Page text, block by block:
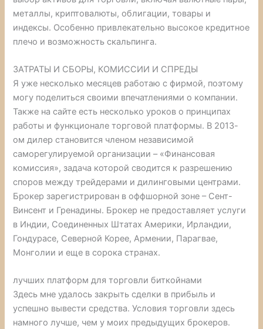
металлы, криптовалюты, облигации, товары и
индексы. Особенно привлекательно высокое кредитное
плечо и возможность скальпинга.
ЗАТРАТЫ И СБОРЫ, КОМИССИИ И СПРЕДЫ
Я уже несколько месяцев работаю с фирмой, поэтому
могу поделиться своими впечатлениями о компании.
Также на сайте есть несколько уроков о принципах
работы и функционале торговой платформы. В 2013-
ом дилер становится членом независимой
саморегулируемой организации – «Финансовая
комиссия», задача которой сводится к разрешению
споров между трейдерами и дилинговыми центрами.
Брокер зарегистрирован в оффшорной зоне – Сент-
Винсент и Гренадины. Брокер не предоставляет услуги
в Индии, Соединенных Штатах Америки, Ирландии,
Гондурасе, Северной Корее, Армении, Парагвае,
Монголии и еще в сорока странах.
лучших платформ для торговли биткойнами
Здесь мне удалось закрыть сделки в прибыль и
успешно вывести средства. Условия торговли здесь
намного лучше, чем у моих предыдущих брокеров.